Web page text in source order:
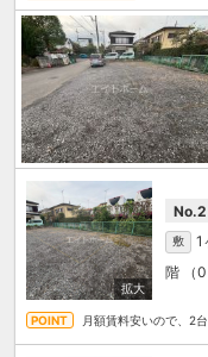
No.2
敷 1
階 （
月額賃料安いので、2